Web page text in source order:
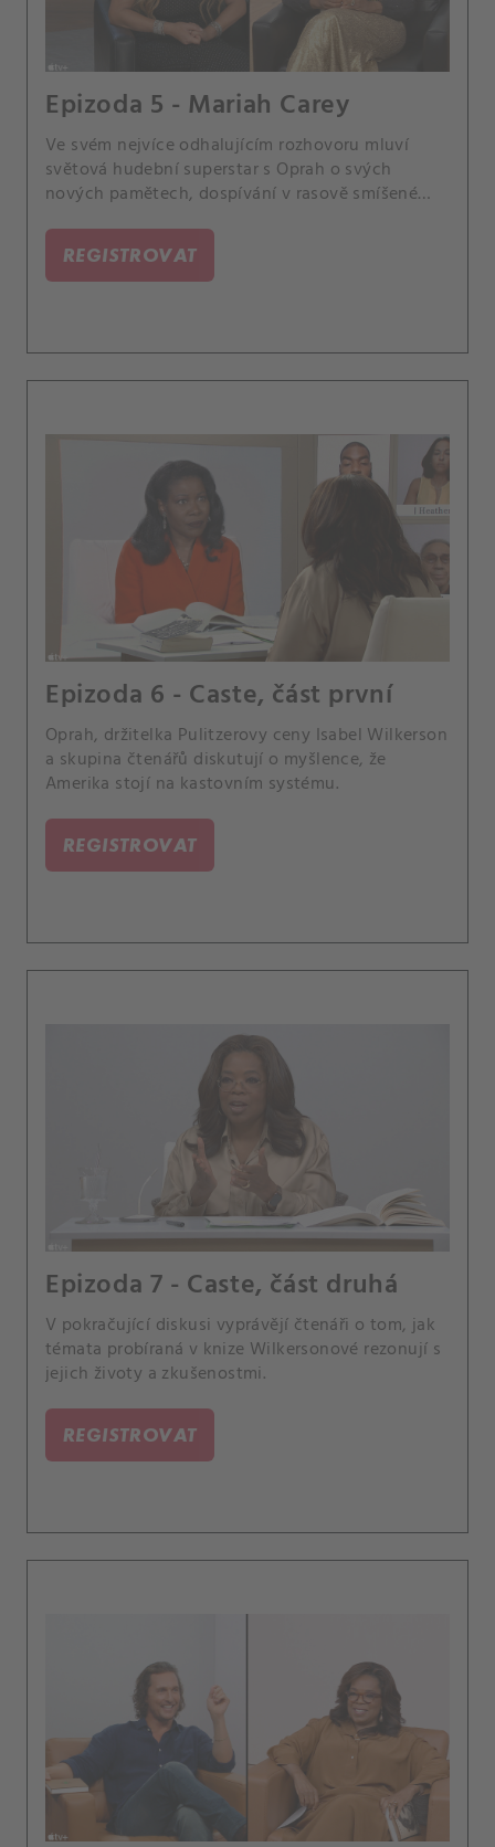
Epizoda 5 - Mariah Carey
Ve svém nejvíce odhalujícím rozhovoru mluví
světová hudební superstar s Oprah o svých
nových pamětech, dospívání v rasově smíšené
REGISTROVAT
Epizoda 6 - Caste, část první
Oprah, držitelka Pulitzerovy ceny Isabel Wilkerson
a skupina čtenářů diskutují o myšlence, že
Amerika stojí na kastovním systému.
REGISTROVAT
Epizoda 7 - Caste, část druhá
V pokračující diskusi vyprávějí čtenáři o tom, jak
témata probíraná v knize Wilkersonové rezonují s
jejich životy a zkušenostmi.
REGISTROVAT